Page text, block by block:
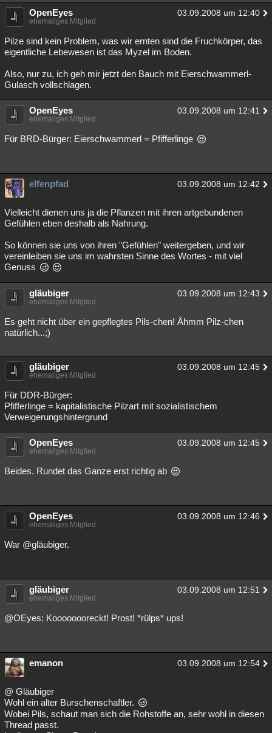
OpenEyes 03.09.2008 um 12:40
ehemaliges Mitglied
Pilze sind kein Problem, was wir ernten sind die Fruchkörper, das
eigentliche Lebewesen ist das Myzel im Boden.
Also, nur zu, ich geh mir jetzt den Bauch mit Eierschwammerl-
Gulasch vollschlagen.
OpenEyes 03.09.2008 um 12:41
ehemaliges Mitglied
Für BRD-Bürger: Eierschwammerl = Pfifferlinge
elfenpfad 03.09.2008 um 12:42
Vielleicht dienen uns ja die Pflanzen mit ihren artgebundenen
Gefühlen eben deshalb als Nahrung.
So können sie uns von ihren "Gefühlen" weitergeben, und wir
vereinleiben sie uns im wahrsten Sinne des Wortes - mit viel
Genuss
gläubiger 03.09.2008 um 12:43
ehemaliges Mitglied
Es geht nicht über ein gepflegtes Pils-chen! Ähmm Pilz-chen
natürlich...;)
gläubiger 03.09.2008 um 12:45
ehemaliges Mitglied
Für DDR-Bürger:
Pfifferlinge = kapitalistische Pilzart mit sozialistischem
Verweigerungshintergrund
OpenEyes 03.09.2008 um 12:45
ehemaliges Mitglied
Beides. Rundet das Ganze erst richtig ab
OpenEyes 03.09.2008 um 12:46
ehemaliges Mitglied
War @gläubiger.
gläubiger 03.09.2008 um 12:51
ehemaliges Mitglied
@OEyes: Koooooooreckt! Prost! *rülps* ups!
emanon 03.09.2008 um 12:54
@ Gläubiger
Wohl ein alter Burschenschaftler.
Wobei Pils, schaut man sich die Rohstoffe an, sehr wohl in diesen
Thread passt.